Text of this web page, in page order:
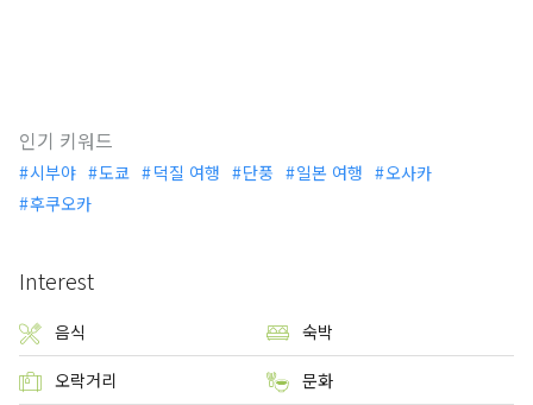
인기 키워드
시부야 도쿄 덕질 여행 단풍 일본 여행
오사카
후쿠오카
Interest
음식 숙박
오락거리 문화